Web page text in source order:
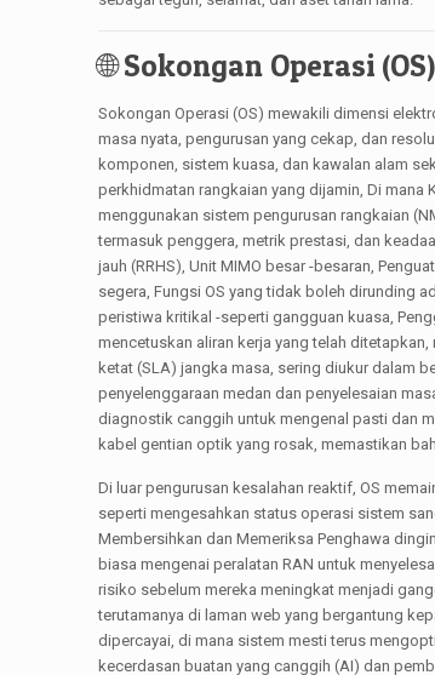
🌐 Sokongan Operasi
Sokongan Operasi (OS) mewakili dimensi
masa nyata, pengurusan yang cekap, dan
komponen, sistem kuasa, dan kawalan alam
perkhidmatan rangkaian yang dijamin, Di mana
menggunakan sistem pengurusan rangkaian
termasuk penggera, metrik prestasi, dan
jauh (RRHS), Unit MIMO besar -besaran,
segera, Fungsi OS yang tidak boleh dirunding
peristiwa kritikal -seperti gangguan kuasa,
mencetuskan aliran kerja yang telah
ketat (SLA) jangka masa, sering diukur dalam
penyelenggaraan medan dan penyelesaian
diagnostik canggih untuk mengenal pasti dan
kabel gentian optik yang rosak, memastikan
Di luar pengurusan kesalahan reaktif, OS
seperti mengesahkan status operasi sistem
Membersihkan dan Memeriksa Penghawa
biasa mengenai peralatan RAN untuk
risiko sebelum mereka meningkat menjadi
terutamanya di laman web yang bergantung
dipercayai, di mana sistem mesti terus
kecerdasan buatan yang canggih (AI) dan